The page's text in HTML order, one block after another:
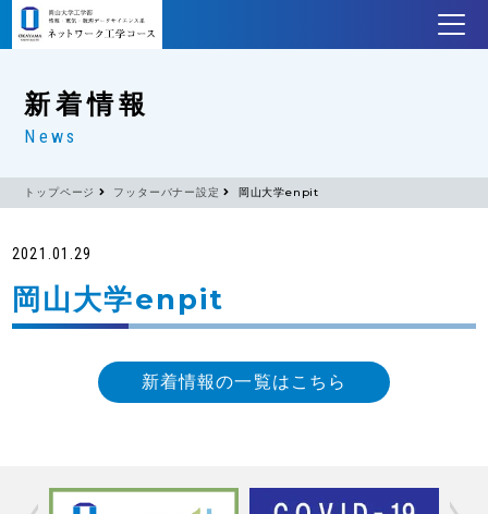
新着情報
News
トップページ フッターバナー設定 岡山大学enpit
2021.01.29
岡山大学enpit
新着情報の一覧はこちら